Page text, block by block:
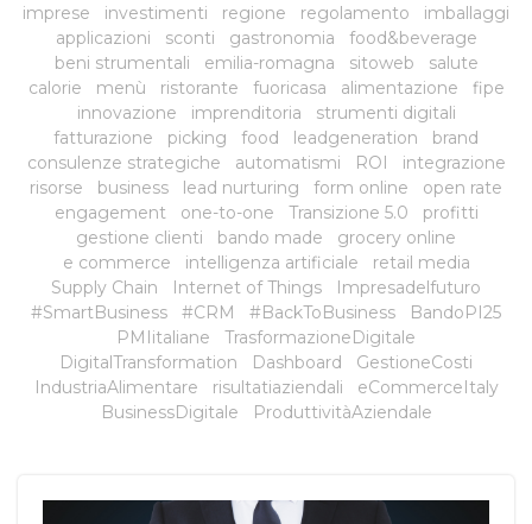
imprese
investimenti regione regolamento
imballaggi
applicazioni
sconti gastronomia
food&beverage
beni strumentali
emilia-romagna sitoweb
salute
calorie
menù ristorante fuoricasa alimentazione
fipe
innovazione
imprenditoria
strumenti digitali
fatturazione
picking food leadgeneration
brand
consulenze strategiche
automatismi ROI
integrazione
risorse
business lead nurturing form online
open rate
engagement
one-to-one Transizione 5.0
profitti
gestione clienti
bando made
grocery online
e commerce
intelligenza artificiale
retail media
Supply Chain
Internet of Things
Impresadelfuturo
#SmartBusiness
#CRM #BackToBusiness
BandoPI25
PMIitaliane
TrasformazioneDigitale
DigitalTransformation
Dashboard
GestioneCosti
IndustriaAlimentare
risultatiaziendali
eCommerceItaly
BusinessDigitale
ProduttivitàAziendale